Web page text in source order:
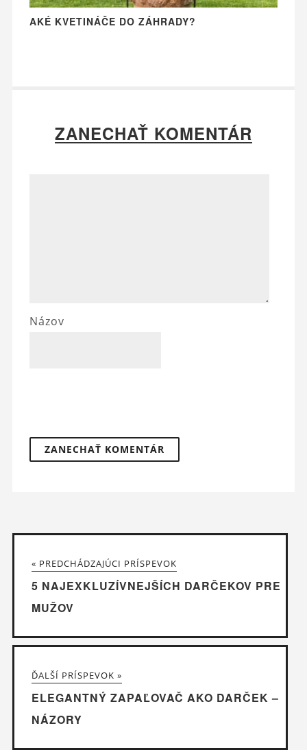
AKÉ KVETINÁČE DO ZÁHRADY?
ZANECHAŤ KOMENTÁR
Názov
« PREDCHÁDZAJÚCI PRÍSPEVOK
5 NAJEXKLUZÍVNEJŠÍCH DARČEKOV PRE
MUŽOV
ĎALŠÍ PRÍSPEVOK »
ELEGANTNÝ ZAPAĽOVAČ AKO DARČEK –
NÁZORY